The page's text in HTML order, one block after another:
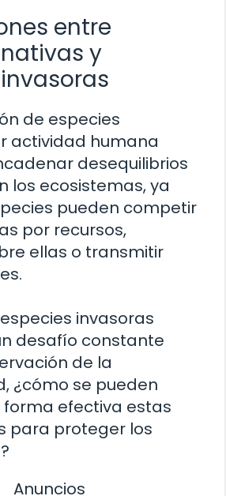
entre
y
de especies
actividad humana
desequilibrios
los ecosistemas, ya
pueden competir
por recursos,
ellas o transmitir
invasoras
desafío constante
de la
¿cómo se pueden
efectiva estas
para proteger los
Anuncios